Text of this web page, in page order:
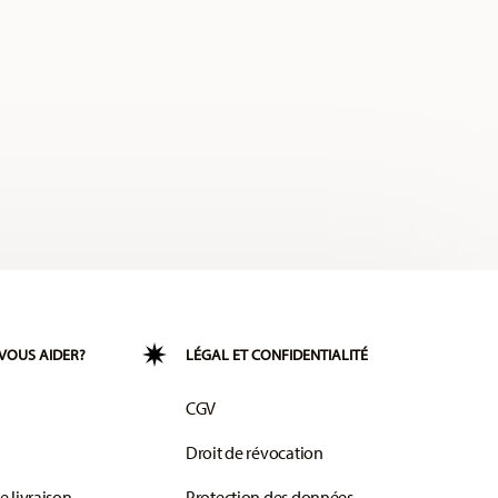
AIDER? LÉGAL ET CONFIDENTIALITÉ
CGV
Droit de révocation